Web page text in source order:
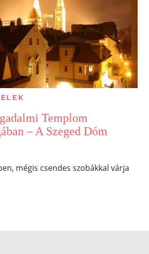
Templom
– A Szeged Dóm
mégis csendes szobákkal várja